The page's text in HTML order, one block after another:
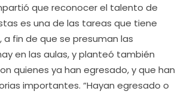
que reconocer el talento de
es una de las tareas que tiene
fin de que se presuman las
en las aulas, y planteó también
quienes ya han egresado, y que han
importantes. “Hayan egresado o